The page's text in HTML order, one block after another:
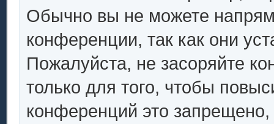
Обычно вы не можете
конференции, так как они
Пожалуйста, не засоряйте
только для того, чтобы
конференций это